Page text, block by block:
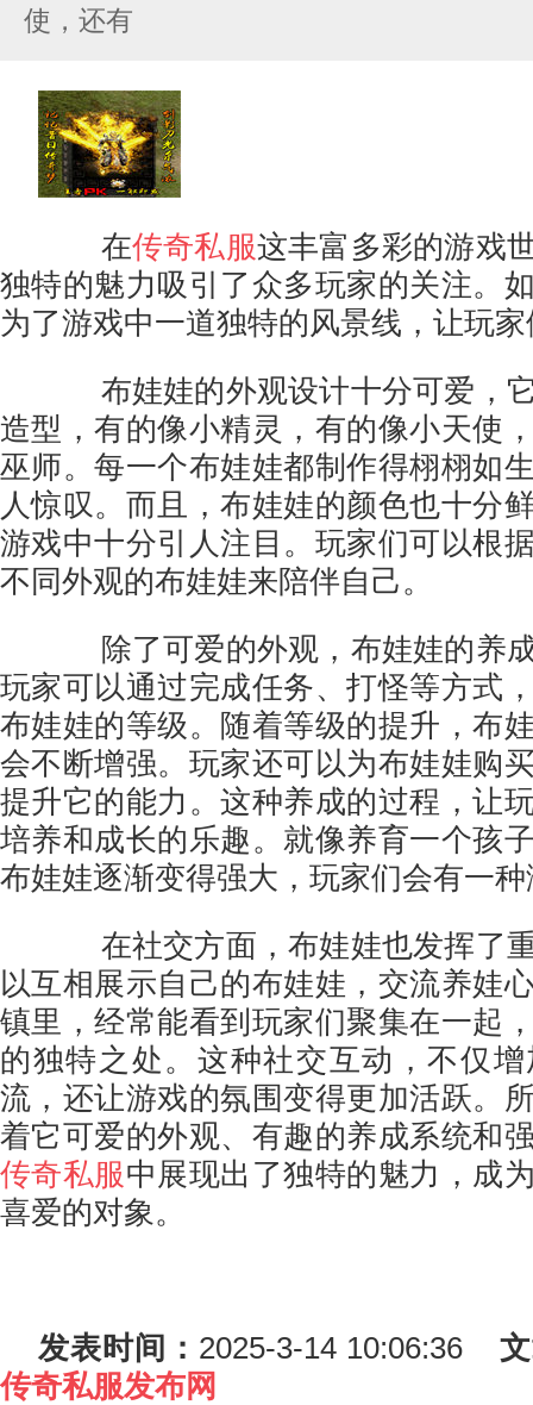
使，还有
在传奇私服这丰富多彩的游戏
独特的魅力吸引了众多玩家的关注。
为了游戏中一道独特的风景线，让玩
布娃娃的外观设计十分可爱，
造型，有的像小精灵，有的像小天使
巫师。每一个布娃娃都制作得栩栩如
人惊叹。而且，布娃娃的颜色也十分
游戏中十分引人注目。玩家们可以根
不同外观的布娃娃来陪伴自己。
除了可爱的外观，布娃娃的养
玩家可以通过完成任务、打怪等方式
布娃娃的等级。随着等级的提升，布
会不断增强。玩家还可以为布娃娃购
提升它的能力。这种养成的过程，让
培养和成长的乐趣。就像养育一个孩
布娃娃逐渐变得强大，玩家们会有一
在社交方面，布娃娃也发挥了
以互相展示自己的布娃娃，交流养娃
镇里，经常能看到玩家们聚集在一起
的独特之处。这种社交互动，不仅
流，还让游戏的氛围变得更加活跃。
着它可爱的外观、有趣的养成系统和
传奇私服中展现出了独特的魅力，成
喜爱的对象。
发表时间： 2025-3-14 10:06:36
传奇私服发布网